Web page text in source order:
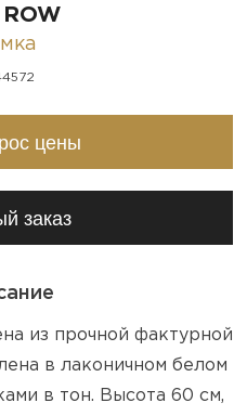
цены
заказ
из прочной фактурной
в лаконичном белом
в тон. Высота 60 см,